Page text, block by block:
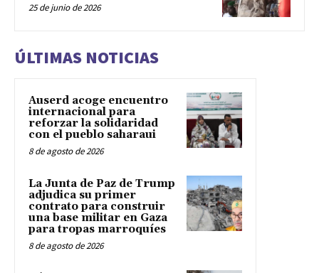
25 de junio de 2026
ÚLTIMAS NOTICIAS
Auserd acoge encuentro
internacional para
reforzar la solidaridad
con el pueblo saharaui
8 de agosto de 2026
La Junta de Paz de Trump
adjudica su primer
contrato para construir
una base militar en Gaza
para tropas marroquíes
8 de agosto de 2026